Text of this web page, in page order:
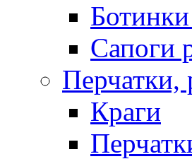
Сапоги
Перчатки,
Краги